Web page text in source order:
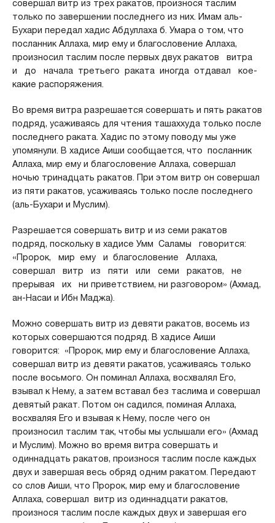
совершал витр из трех ракатов, произнося таслим
только по завершении последнего из них. Имам аль-
Бухари передал хадис Абдуллаха б. Умара о том, что
посланник Аллаха, мир ему и благословение Аллаха,
произносил таслим после первых двух ракатов витра
и до начала третьего раката иногда отдавал кое-
какие распоряжения.
Во время витра разрешается совершать и пять ракатов
подряд, усаживаясь для чтения ташаххуда только после
последнего раката. Хадис по этому поводу мы уже
упомянули. В хадисе Аиши сообщается, что посланник
Аллаха, мир ему и благословение Аллаха, совершал
ночью тринадцать ракатов. При этом витр он совершал
из пяти ракатов, усаживаясь только после последнего
(аль-Бухари и Муслим).
Разрешается совершать витр и из семи ракатов
подряд, поскольку в хадисе Умм Саламы говорится:
«Пророк, мир ему и благословение Аллаха,
совершал витр из пяти или семи ракатов, не
прерывая их ни приветствием, ни разговором» (Ахмад,
ан-Насаи и Ибн Маджа).
Можно совершать витр из девяти ракатов, восемь из
которых совершаются подряд. В хадисе Аиши
говорится: «Пророк, мир ему и благословение Аллаха,
совершал витр из девяти ракатов, усаживаясь только
после восьмого. Он поминал Аллаха, восхвалял Его,
взывал к Нему, а затем вставал без таслима и совершал
девятый ракат. Потом он садился, поминая Аллаха,
восхваляя Его и взывая к Нему, после чего он
произносил таслим так, чтобы мы услышали его» (Ахмад
и Муслим). Можно во время витра совершать и
одиннадцать ракатов, произнося таслим после каждых
двух и завершая весь обряд одним ракатом. Передают
со слов Аиши, что Пророк, мир ему и благословение
Аллаха, совершал витр из одиннадцати ракатов,
произнося таслим после каждых двух и завершая его